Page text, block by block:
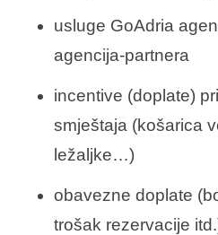
usluge GoAdria
agencija-partnera
incentive (doplate)
smještaja (košarica
ležaljke…)
obavezne doplate
trošak rezervacije